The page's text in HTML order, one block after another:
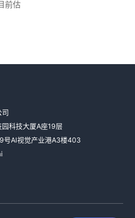
前估
科技大厦A座19层
号AI视觉产业港A3楼403
邮件咨询
contact@realai.ai